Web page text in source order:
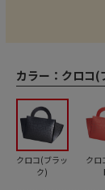
カラー： クロコ(
クロコ(ブラッ
ク)
クロ